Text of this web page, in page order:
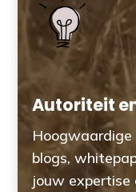
Autoriteit
Hoogwaardige
blogs,
jouw expertise